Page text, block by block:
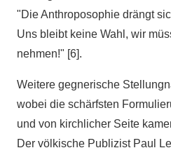
"Die Anthroposophie drängt
Uns bleibt keine Wahl, wir
nehmen!" [6].
Weitere gegnerische
wobei die schärfsten
und von kirchlicher Seite
Der völkische Publizist Paul